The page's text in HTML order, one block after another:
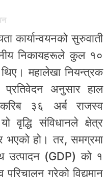
कार्यान्वयनको सुरुवाती
निकायहरूले कुल १०
महालेखा नियन्त्रक
प्रतिवेदन अनुसार हाल
३६ अर्ब राजस्व
वृद्धि संविधानले क्षेत्र
भएको हो। तर, समग्रमा
उत्पादन (GDP) को १
गरेको विद्यमान